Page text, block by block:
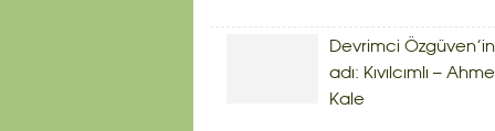
Devrimci Özgüven’in
adı: Kıvılcımlı –
Kale